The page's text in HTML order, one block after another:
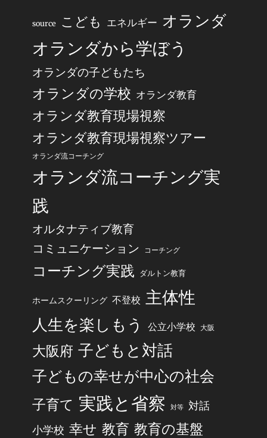
source こども エネルギー オランダ
オランダから学ぼう
オランダの子どもたち
オランダの学校 オランダ教育
オランダ教育現場視察
オランダ教育現場視察ツアー
オランダ流コーチング
オランダ流コーチング実
践
オルタナティブ教育
コミュニケーション コーチング
コーチング実践 ダルトン教育
ホームスクーリング 不登校 主体性
人生を楽しもう 公立小学校 大阪
大阪府 子どもと対話
子どもの幸せが中心の社会
子育て 実践と省察 対等
対話
小学校 幸せ 教育 教育の基盤